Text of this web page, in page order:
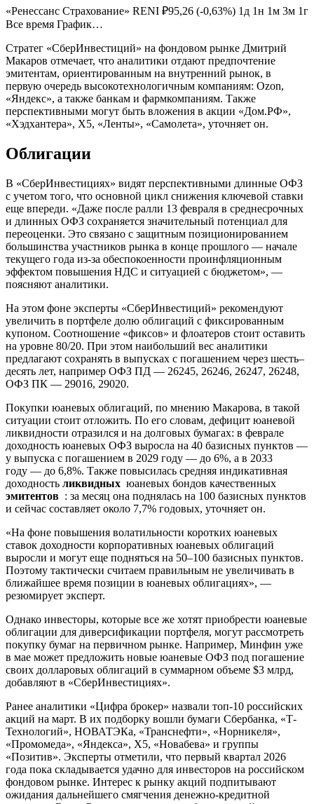
«Ренессанс Страхование» RENI ₽95,26 (-0,63%) 1д 1н 1м 3м 1г
Все время График…
Стратег «СберИнвестиций» на фондовом рынке Дмитрий
Макаров отмечает, что аналитики отдают предпочтение
эмитентам, ориентированным на внутренний рынок, в
первую очередь высокотехнологичным компаниям: Ozon,
«Яндекс», а также банкам и фармкомпаниям. Также
перспективными могут быть вложения в акции «Дом.РФ»,
«Хэдхантера», Х5, «Ленты», «Самолета», уточняет он.
Облигации
В «СберИнвестициях» видят перспективными длинные ОФЗ
с учетом того, что основной цикл снижения ключевой ставки
еще впереди. «Даже после ралли 13 февраля в среднесрочных
и длинных ОФЗ сохраняется значительный потенциал для
переоценки. Это связано с защитным позиционированием
большинства участников рынка в конце прошлого — начале
текущего года из-за обеспокоенности проинфляционным
эффектом повышения НДС и ситуацией с бюджетом», —
поясняют аналитики.
На этом фоне эксперты «СберИнвестиций» рекомендуют
увеличить в портфеле долю облигаций с фиксированным
купоном. Соотношение «фиксов» и флоатеров стоит оставить
на уровне 80/20. При этом наибольший вес аналитики
предлагают сохранять в выпусках с погашением через шесть–
десять лет, например ОФЗ ПД — 26245, 26246, 26247, 26248,
ОФЗ ПК — 29016, 29020.
Покупки юаневых облигаций, по мнению Макарова, в такой
ситуации стоит отложить. По его словам, дефицит юаневой
ликвидности отразился и на долговых бумагах: в феврале
доходность юаневых ОФЗ выросла на 40 базисных пунктов —
у выпуска с погашением в 2029 году — до 6%, а в 2033
году — до 6,8%. Также повысилась средняя индикативная
доходность ликвидных юаневых бондов качественных
эмитентов : за месяц она поднялась на 100 базисных пунктов
и сейчас составляет около 7,7% годовых, уточняет он.
«На фоне повышения волатильности коротких юаневых
ставок доходности корпоративных юаневых облигаций
выросли и могут еще подняться на 50–100 базисных пунктов.
Поэтому тактически считаем правильным не увеличивать в
ближайшее время позиции в юаневых облигациях», —
резюмирует эксперт.
Однако инвесторы, которые все же хотят приобрести юаневые
облигации для диверсификации портфеля, могут рассмотреть
покупку бумаг на первичном рынке. Например, Минфин уже
в мае может предложить новые юаневые ОФЗ под погашение
своих долларовых облигаций в суммарном объеме $3 млрд,
добавляют в «СберИнвестициях».
Ранее аналитики «Цифра брокер» назвали топ-10 российских
акций на март. В их подборку вошли бумаги Сбербанка, «Т-
Технологий», НОВАТЭКа, «Транснефти», «Норникеля»,
«Промомеда», «Яндекса», Х5, «Новабева» и группы
«Позитив». Эксперты отметили, что первый квартал 2026
года пока складывается удачно для инвесторов на российском
фондовом рынке. Интерес к рынку акций подпитывают
ожидания дальнейшего смягчения денежно-кредитной